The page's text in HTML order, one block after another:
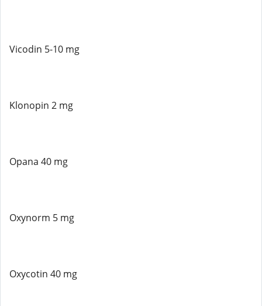
Vicodin 5-10 mg
Klonopin 2 mg
Opana 40 mg
Oxynorm 5 mg
Oxycotin 40 mg